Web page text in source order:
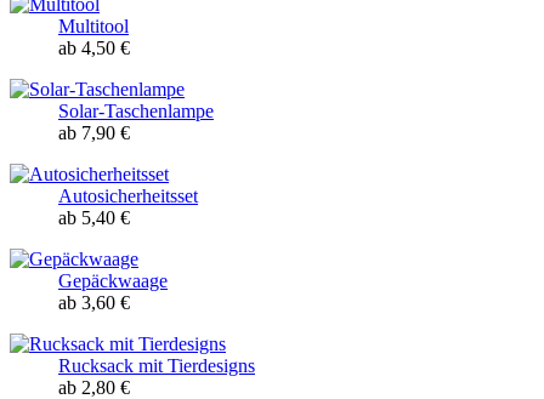
Multitool
ab 4,50 €
Solar-Taschenlampe
ab 7,90 €
Autosicherheitsset
ab 5,40 €
Gepäckwaage
ab 3,60 €
Rucksack mit Tierdesigns
ab 2,80 €